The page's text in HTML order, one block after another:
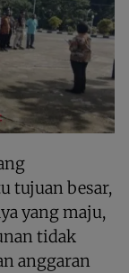
tujuan besar,
yang maju,
tidak
anggaran